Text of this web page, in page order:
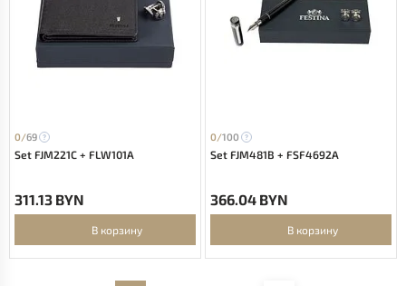
0/69
Set FJM221C + FLW101A
311.13 BYN
В корзину
0/100
Set FJM481B + FSF4692A
366.04 BYN
В корзину